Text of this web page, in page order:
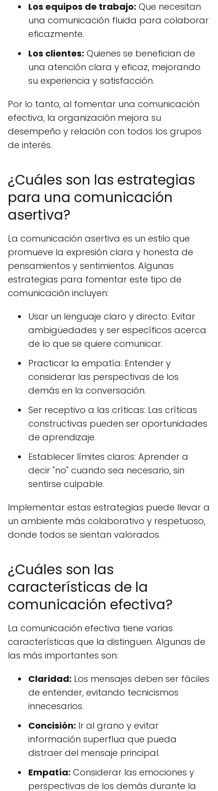
Los equipos de trabajo: Que necesitan
una comunicación fluida para colaborar
eficazmente.
Los clientes: Quienes se benefician de
una atención clara y eficaz, mejorando
su experiencia y satisfacción.
Por lo tanto, al fomentar una comunicación
efectiva, la organización mejora su
desempeño y relación con todos los grupos
de interés.
¿Cuáles son las estrategias
para una comunicación
asertiva?
La comunicación asertiva es un estilo que
promueve la expresión clara y honesta de
pensamientos y sentimientos. Algunas
estrategias para fomentar este tipo de
comunicación incluyen:
Usar un lenguaje claro y directo: Evitar
ambigüedades y ser específicos acerca
de lo que se quiere comunicar.
Practicar la empatía: Entender y
considerar las perspectivas de los
demás en la conversación.
Ser receptivo a las críticas: Las críticas
constructivas pueden ser oportunidades
de aprendizaje.
Establecer límites claros: Aprender a
decir "no" cuando sea necesario, sin
sentirse culpable.
Implementar estas estrategias puede llevar a
un ambiente más colaborativo y respetuoso,
donde todos se sientan valorados.
¿Cuáles son las
características de la
comunicación efectiva?
La comunicación efectiva tiene varias
características que la distinguen. Algunas de
las más importantes son:
Claridad: Los mensajes deben ser fáciles
de entender, evitando tecnicismos
innecesarios.
Concisión: Ir al grano y evitar
información superflua que pueda
distraer del mensaje principal.
Empatía: Considerar las emociones y
perspectivas de los demás durante la